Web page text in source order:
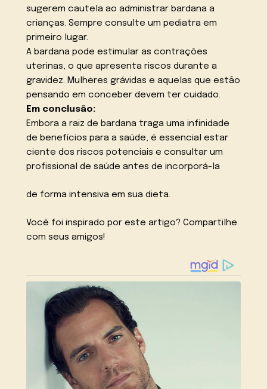
sugerem cautela ao administrar bardana a
crianças. Sempre consulte um pediatra em
primeiro lugar.
A bardana pode estimular as contrações
uterinas, o que apresenta riscos durante a
gravidez. Mulheres grávidas e aquelas que estão
pensando em conceber devem ter cuidado.
Em conclusão:
Embora a raiz de bardana traga uma infinidade
de benefícios para a saúde, é essencial estar
ciente dos riscos potenciais e consultar um
profissional de saúde antes de incorporá-la
de forma intensiva em sua dieta.
Você foi inspirado por este artigo? Compartilhe
com seus amigos!